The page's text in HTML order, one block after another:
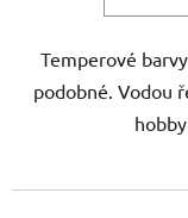
Temperové
podobné. Vodou